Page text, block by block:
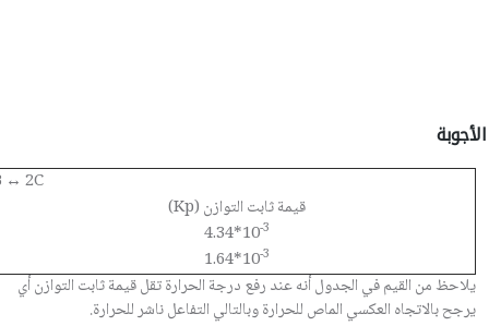
الأجوبة
↔ 2C
قيمة ثابت التوازن (Kp)
4.34*10-3
1.64*10-3
يلاحظ من القيم في الجدول أنه عند رفع درجة الحرارة تقل قيمة ثابت التوازن أي
يرجح بالاتجاه العكسي الماص للحرارة وبالتالي التفاعل ناشر للحرارة.